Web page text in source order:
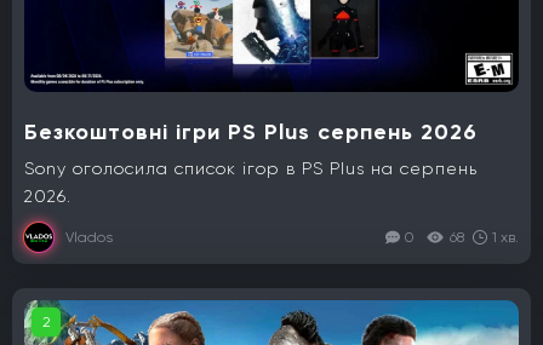
Безкоштовні ігри PS Plus серпень 2026
Sony оголосила список ігор в PS Plus на серпень
2026.
Vlados 0 68 1 хв.
2